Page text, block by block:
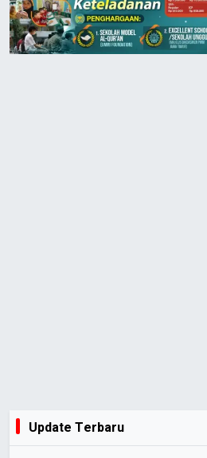
Update Terbaru